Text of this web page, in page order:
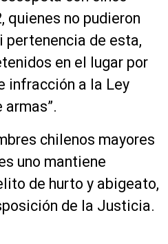
quienes no pudieron
pertenencia de esta,
en el lugar por
infracción a la Ley
chilenos mayores
uno mantiene
de hurto y abigeato,
de la Justicia.